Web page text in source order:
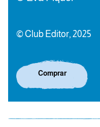
© Club Editor, 2025
Comprar